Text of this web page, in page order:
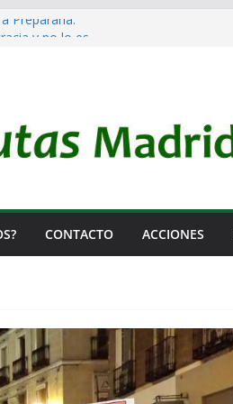
Prepararla.
CONTACTO ACCIONES